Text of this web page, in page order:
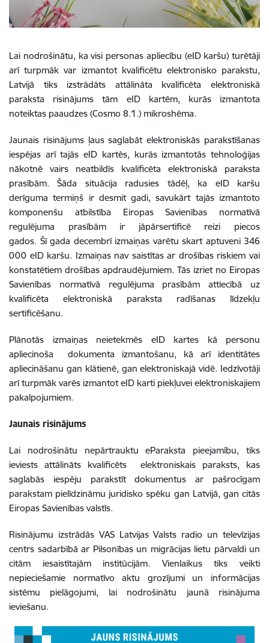
Lai nodrošinātu, ka visi personas apliecību (eID karšu) turētāji
arī turpmāk var izmantot kvalificētu elektronisko parakstu,
Latvijā tiks izstrādāts attālināta kvalificēta elektroniskā
paraksta risinājums tām eID kartēm, kurās izmantota
noteiktas paaudzes (Cosmo 8.1.) mikroshēma.
Jaunais risinājums ļaus saglabāt elektroniskās parakstīšanas
iespējas arī tajās eID kartēs, kurās izmantotās tehnoloģijas
nākotnē vairs neatbildīs kvalificēta elektroniskā paraksta
prasībām. Šāda situācija radusies tādēļ, ka eID karšu
derīguma termiņš ir desmit gadi, savukārt tajās izmantoto
komponenšu atbilstība Eiropas Savienības normatīvā
regulējuma prasībām ir jāpārsertificē reizi piecos
gados. Šī gada decembrī izmaiņas varētu skart aptuveni 346
000 eID karšu. Izmaiņas nav saistītas ar drošības riskiem vai
konstatētiem drošības apdraudējumiem. Tās izriet no Eiropas
Savienības normatīvā regulējuma prasībām attiecībā uz
kvalificēta elektroniskā paraksta radīšanas līdzekļu
sertificēšanu.
Plānotās izmaiņas neietekmēs eID kartes kā personu
apliecinoša dokumenta izmantošanu, kā arī identitātes
apliecināšanu gan klātienē, gan elektroniskajā vidē. Iedzīvotāji
arī turpmāk varēs izmantot eID karti piekļuvei elektroniskajiem
pakalpojumiem.
Jaunais risinājums
Lai nodrošinātu nepārtrauktu eParaksta pieejamību, tiks
ieviests attālināts kvalificēts elektroniskais paraksts, kas
saglabās iespēju parakstīt dokumentus ar pašrocīgam
parakstam pielīdzināmu juridisko spēku gan Latvijā, gan citās
Eiropas Savienības valstīs.
Risinājumu izstrādās VAS Latvijas Valsts radio un televīzijas
centrs sadarbībā ar Pilsonības un migrācijas lietu pārvaldi un
citām iesaistītajām institūcijām. Vienlaikus tiks veikti
nepieciešamie normatīvo aktu grozījumi un informācijas
sistēmu pielāgojumi, lai nodrošinātu jaunā risinājuma
ieviešanu.